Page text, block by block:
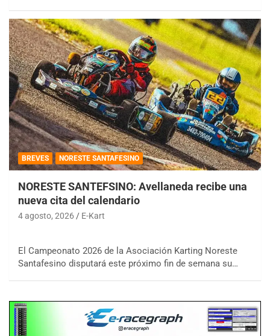
BREVES NORESTE SANTAFESINO
NORESTE SANTEFSINO: Avellaneda recibe una
nueva cita del calendario
4 agosto, 2026 E-Kart
El Campeonato 2026 de la Asociación Karting Noreste
Santafesino disputará este próximo fin de semana su…